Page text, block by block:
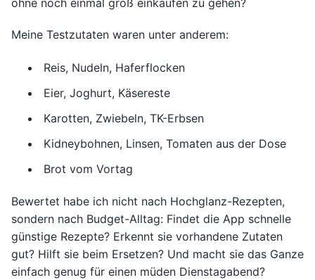
ohne noch einmal groß einkaufen zu gehen?
Meine Testzutaten waren unter anderem:
Reis, Nudeln, Haferflocken
Eier, Joghurt, Käsereste
Karotten, Zwiebeln, TK-Erbsen
Kidneybohnen, Linsen, Tomaten aus der Dose
Brot vom Vortag
Bewertet habe ich nicht nach Hochglanz-Rezepten,
sondern nach Budget-Alltag: Findet die App schnelle
günstige Rezepte? Erkennt sie vorhandene Zutaten
gut? Hilft sie beim Ersetzen? Und macht sie das Ganze
einfach genug für einen müden Dienstagabend?